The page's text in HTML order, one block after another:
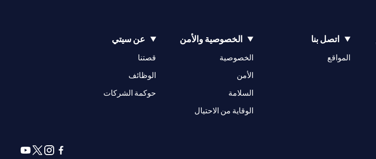
اتصل بنا
المواقعopens in a new tab
الخصوصية والأمن
الخصوصية opens in a new tab
الأمن
السلامة
الوقاية من الاحتيال
عن سيتي
قصتناopens in a new tab
الوظائفopens in a new tab
حوكمة الشركاتopens in a new tab